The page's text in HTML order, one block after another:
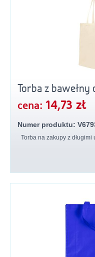
Torba z
cena: 14,73 zł
Numer produktu:
Torba na zakupy z długimi